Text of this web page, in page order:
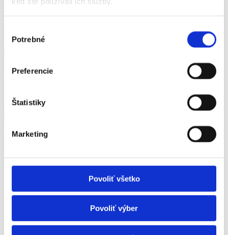
súhlasu
Potrebné
Preferencie
Štatistiky
Marketing
Povoliť všetko
Povoliť výber
Záhradkári, pozor na paronýchim, môžete skončiť
9. Ako používať aplikáciu Google mapy (Android)
© Liga Pre Seniorov 2024
Voľnočasové aktivity pre seniorov
Poďakovanie